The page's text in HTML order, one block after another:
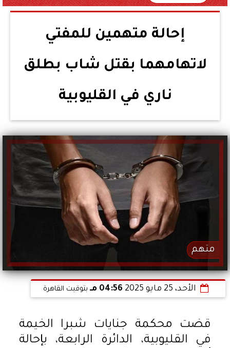
إحالة متهمين للمفتي
لاتهامهما بقتل شاب بطلق
ناري في القليوبية
متهم
الأحد، 25 مايو 2025 04:56 مـ بتوقيت القاهرة
قضت محكمة جنايات شبرا الخيمة
في القليوبية، الدائرة الرابعة، بإحالة